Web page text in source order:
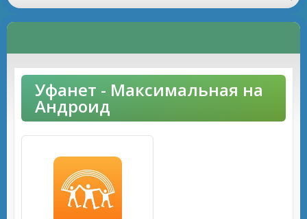
Уфанет - Максимальная на
Андроид